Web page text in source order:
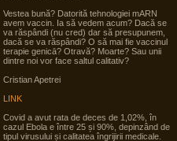
Vestea bună? Datorită tehnologiei mARN
avem vaccin. Ia să vedem acum? Dacă se
va răspândi (nu cred) dar să presupunem,
dacă se va răspândi? O să mai fie vaccinul
terapie genicā? Otravă? Moarte? Sau unii
dintre noi vor face saltul calitativ?
Cristian Apetrei
LINK
Covid a avut rata de deces de 1,02%, în
cazul Ebola e între 25 și 90%, depinzând de
tipul virusului și calitatea îngrijirii medicale.